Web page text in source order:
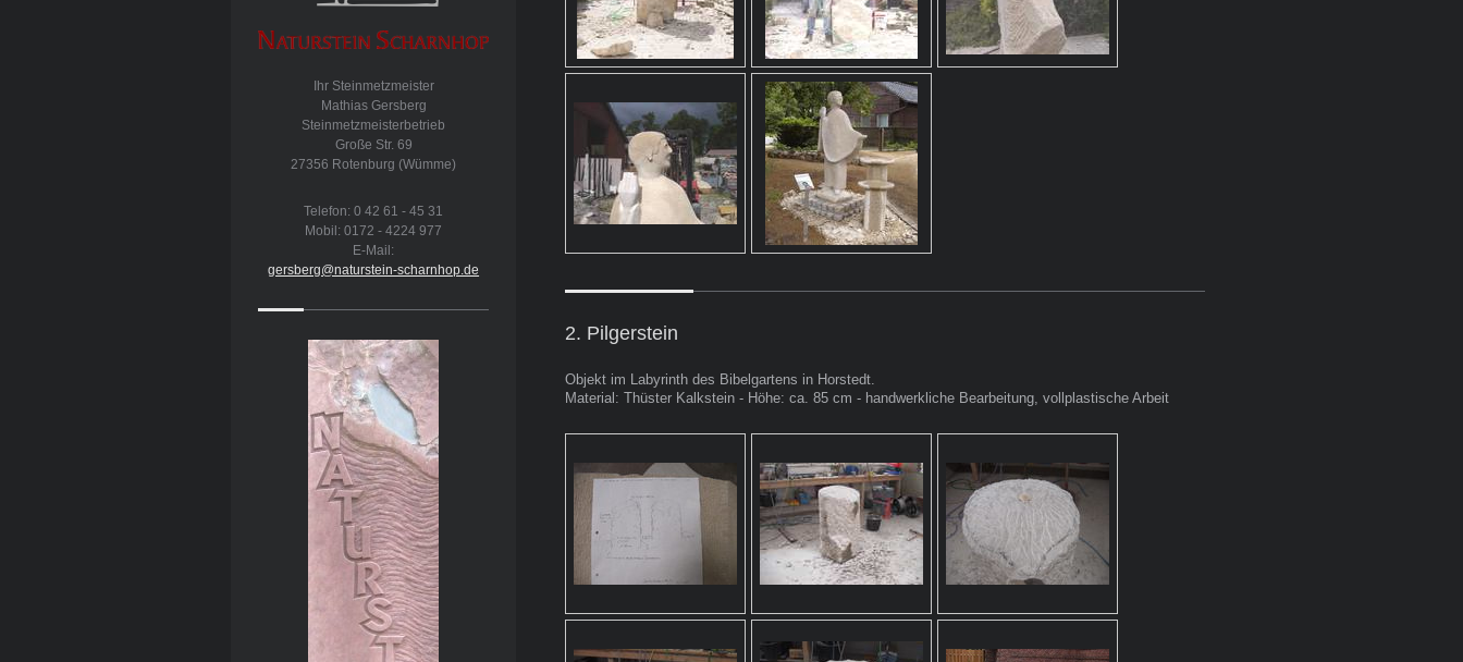
2. Pilgerstein
Objekt im Labyrinth des Bibelgartens in Horstedt.
Material: Thüster Kalkstein - Höhe: ca. 85 cm - handwerkliche Bearbeitung, vollplastische Arbeit
Ihr Steinmetzmeister
Mathias Gersberg
Steinmetzmeisterbetrieb
Große Str. 69
27356 Rotenburg (Wümme)
Telefon: 0 42 61 - 45 31
Mobil: 0172 - 4224 977
E-Mail:
gersberg@naturstein-scharnhop.de